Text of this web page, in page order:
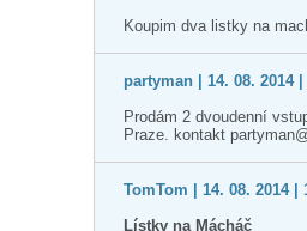
Koupim dva listky na
partyman | 14. 08. 2014 |
Prodám 2 dvoudenní
Praze. kontakt
TomTom | 14. 08. 2014 |
Lístky na Mácháč